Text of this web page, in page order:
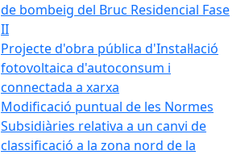
de bombeig del Bruc Residencial Fase
II
Projecte d'obra pública d'Instal·lació
fotovoltaica d'autoconsum i
connectada a xarxa
Modificació puntual de les Normes
Subsidiàries relativa a un canvi de
classificació a la zona nord de la